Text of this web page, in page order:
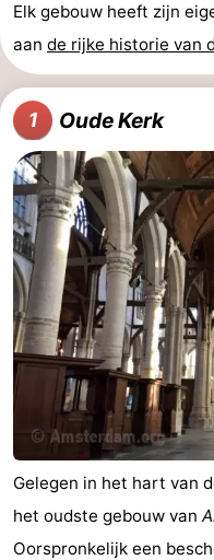
Bed
(&
breakfasts)
Campings
Hotels
Vakantiehuizen
-
Het
Amsterdamse
Bos
-
Spaarnwoude
Last
minutes
Musea
Attracties
Zien
&
Bezienswaardigheden
Elk gebouw heeft zijn
aan de rijke historie van
1 Oude Kerk
Gelegen in het hart van
het oudste gebouw van
Oorspronkelijk een